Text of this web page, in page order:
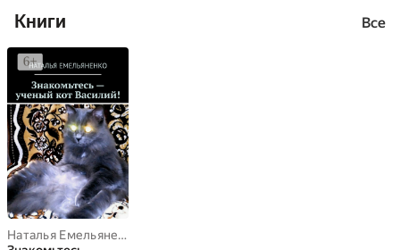
Книги Все
Наталья Емельяненко